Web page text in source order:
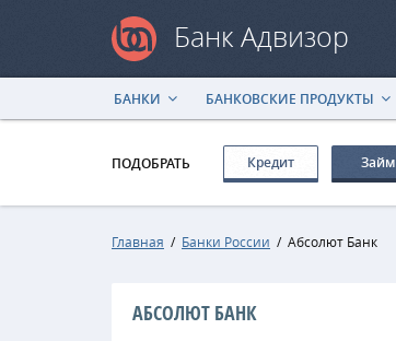
Банк Адвизор
БАНКИ БАНКОВСКИЕ ПРОДУКТЫ
ПОДОБРАТЬ Кредит Займ
Главная / Банки России / Абсолют Банк
АБСОЛЮТ БАНК